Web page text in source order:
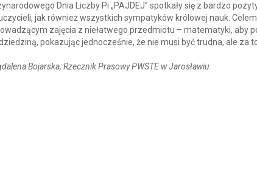
Dnia Liczby Pi „PAJDEJ” spotkały się z bardzo
jak również wszystkich sympatyków królowej nauk.
zajęcia z niełatwego przedmiotu – matematyki, aby
pokazując jednocześnie, że nie musi być trudna, ale za
Bojarska, Rzecznik Prasowy PWSTE w Jarosławiu